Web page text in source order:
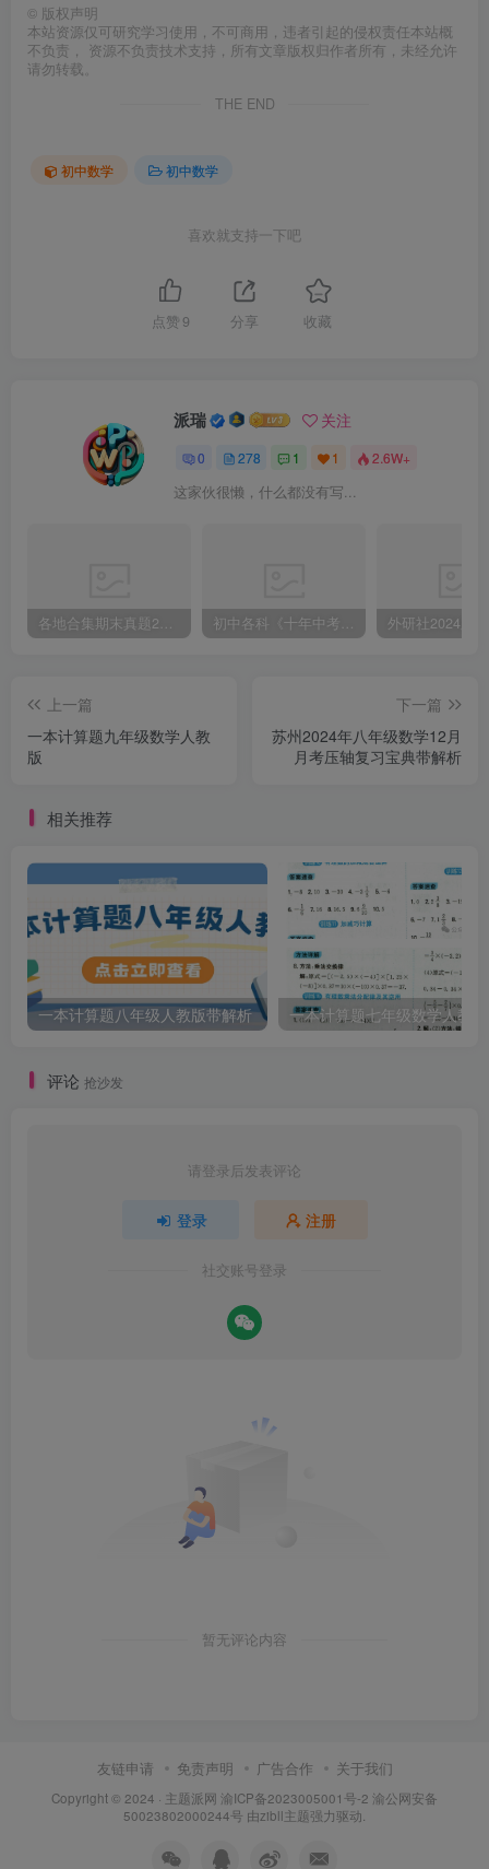
© 版权声明
本站资源仅可研究学习使用，不可商用，违者引起的侵权责任本站概
不负责， 资源不负责技术支持，所有文章版权归作者所有，未经允许
请勿转载。
THE END
初中数学 初中数学
喜欢就支持一下吧
点赞 9 分享 收藏
派瑞 关注
0 278 1 1 2.6W+
这家伙很懒，什么都没有写...
上一篇
一本计算题九年级数学人教
版
下一篇
苏州2024年八年级数学12月
月考压轴复习宝典带解析
相关推荐
一本计算题八年级人教版带解析 一本计算题七年级数学人教版
评论 抢沙发
请登录后发表评论
登录 注册
社交账号登录
暂无评论内容
友链申请 免责声明 广告合作 关于我们
Copyright © 2024 · 主题派网 渝ICP备2023005001号-2 渝公网安备
50023802000244号 由zibll主题强力驱动.